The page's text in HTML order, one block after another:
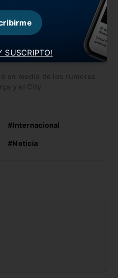
con Barcelona, Lautaro
Inter”
a Lautaro Martínez al
en medio de los rumores
y el City
#Internacional
#Noticia
SUSCRIPTO!